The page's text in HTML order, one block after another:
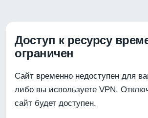
Доступ к ресурсу
ограничен
Сайт временно недоступен для
либо вы используете VPN.
сайт будет доступен.